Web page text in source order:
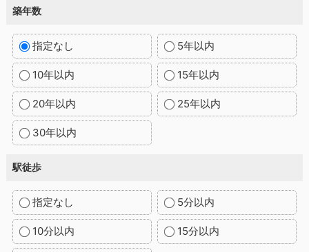
築年数
指定なし 5年以内
10年以内 15年以内
20年以内 25年以内
30年以内
駅徒歩
指定なし 5分以内
10分以内 15分以内